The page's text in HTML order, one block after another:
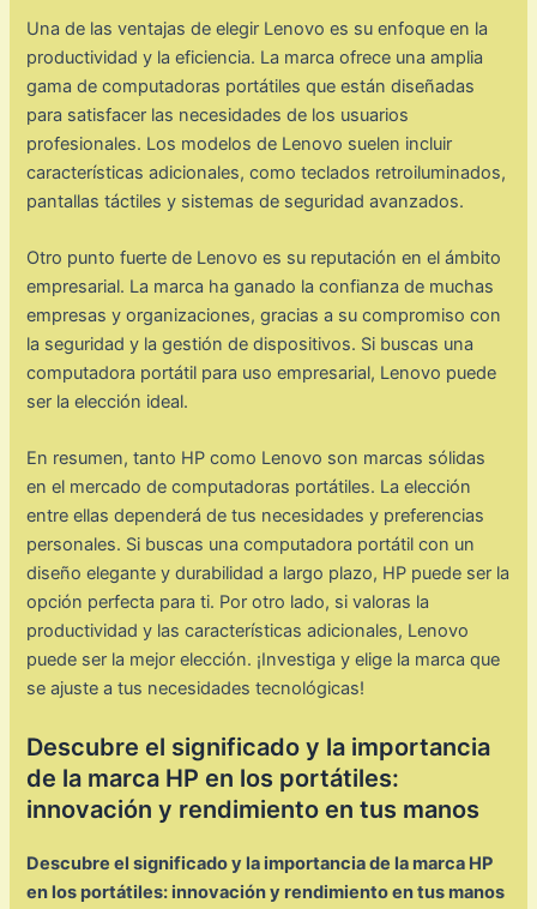
Una de las ventajas de elegir Lenovo es su enfoque en la
productividad y la eficiencia. La marca ofrece una amplia
gama de computadoras portátiles que están diseñadas
para satisfacer las necesidades de los usuarios
profesionales. Los modelos de Lenovo suelen incluir
características adicionales, como teclados retroiluminados,
pantallas táctiles y sistemas de seguridad avanzados.
Otro punto fuerte de Lenovo es su reputación en el ámbito
empresarial. La marca ha ganado la confianza de muchas
empresas y organizaciones, gracias a su compromiso con
la seguridad y la gestión de dispositivos. Si buscas una
computadora portátil para uso empresarial, Lenovo puede
ser la elección ideal.
En resumen, tanto HP como Lenovo son marcas sólidas
en el mercado de computadoras portátiles. La elección
entre ellas dependerá de tus necesidades y preferencias
personales. Si buscas una computadora portátil con un
diseño elegante y durabilidad a largo plazo, HP puede ser la
opción perfecta para ti. Por otro lado, si valoras la
productividad y las características adicionales, Lenovo
puede ser la mejor elección. ¡Investiga y elige la marca que
se ajuste a tus necesidades tecnológicas!
Descubre el significado y la importancia
de la marca HP en los portátiles:
innovación y rendimiento en tus manos
Descubre el significado y la importancia de la marca HP
en los portátiles: innovación y rendimiento en tus manos